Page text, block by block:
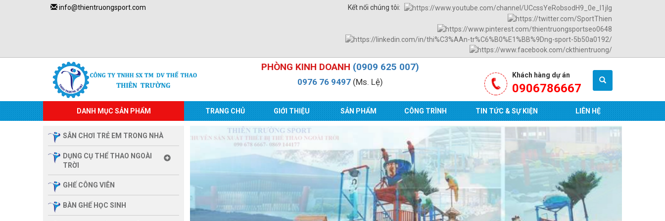
info@thientruongsport.com Kết nối chúng tôi:
PHÒNG KINH DOANH (0909 625 007)
0976 76 9497(Ms. Lệ)
Khách hàng dự án
0906786667
DANH MỤC SẢN PHẨM TRANG CHỦ GIỚI THIỆU SẢN PHẨM CÔNG TRÌNH TIN TỨC & SỰ KIỆN LIÊN HỆ
SÂN CHƠI TRẺ EM TRONG NHÀ
DỤNG CỤ THỂ THAO NGOÀI
TRỜI
GHẾ CÔNG VIÊN
BÀN GHẾ HỌC SINH